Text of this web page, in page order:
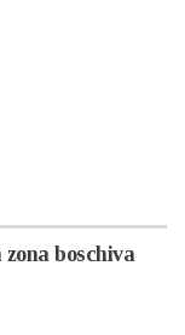
boschiva